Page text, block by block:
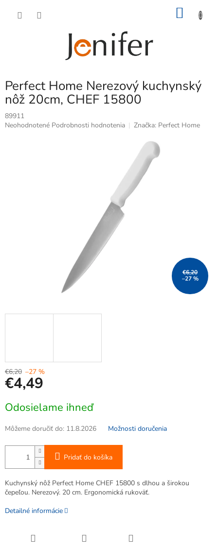
Perfect Home Nerezový kuchynský
nôž 20cm, CHEF 15800
89911
Priemerné
Neohodnotené Podrobnosti hodnotenia Značka: Perfect Home
€6,20
–27 %
€6,20 –27 %
€4,49
cena:
Odosielame ihneď
Môžeme doručiť do: 11.8.2026 Možnosti doručenia
Pridať do košíka
Kuchynský nôž Perfect Home CHEF 15800 s dlhou a širokou
čepeľou. Nerezový. 20 cm. Ergonomická rukoväť.
Detailné informácie